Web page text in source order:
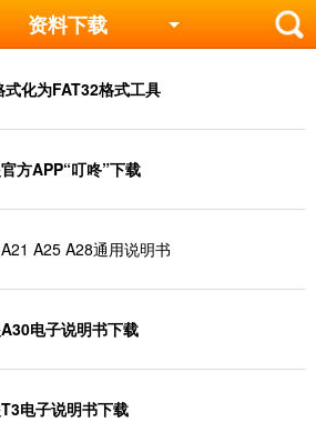
资料下载
化为FAT32格式工具
方APP“叮咚”下载
A25 A28通用说明书
电子说明书下载
电子说明书下载